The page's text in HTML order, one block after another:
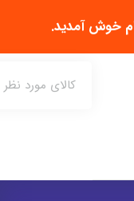
خوش آمدید.